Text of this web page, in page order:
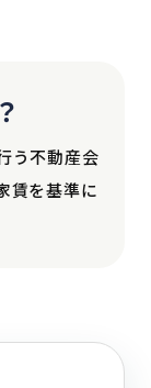
う不動産会
賃を基準に